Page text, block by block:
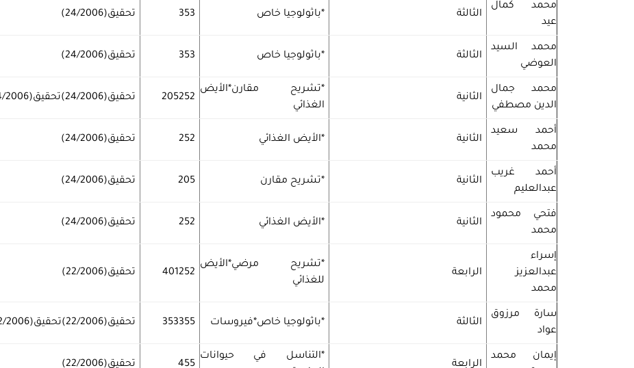
محمد كمال
عيد
الثالثة *باثولوجيا خاص 353 تحقيق(24/2006)
محمد السيد
العوضي
الثالثة *باثولوجيا خاص 353 تحقيق(24/2006)
محمد جمال
الدين مصطفي
الثانية
*تشريح مقارن*الأيض
الغذائي
205252 تحقيق(24/2006)تحقيق(24/2006)
أحمد سعيد
محمد
الثانية *الأيض الغذائي 252 تحقيق(24/2006)
أحمد غريب
عبدالعليم
الثانية *تشريح مقارن 205 تحقيق(24/2006)
فتحي محمود
محمد
الثانية *الأيض الغذائي 252 تحقيق(24/2006)
إسراء
عبدالعزيز
محمد
الرابعة
*تشريح مرضي*الأيض
للغذائي
401252 تحقيق(22/2006)
سارة مرزوق
عواد
الثالثة *باثولوجيا خاص*فيروسات 353355 تحقيق(22/2006)تحقيق(22/2006)
إيمان محمد
الرابعة
*التناسل في حيوانات
455 تحقيق(22/2006)